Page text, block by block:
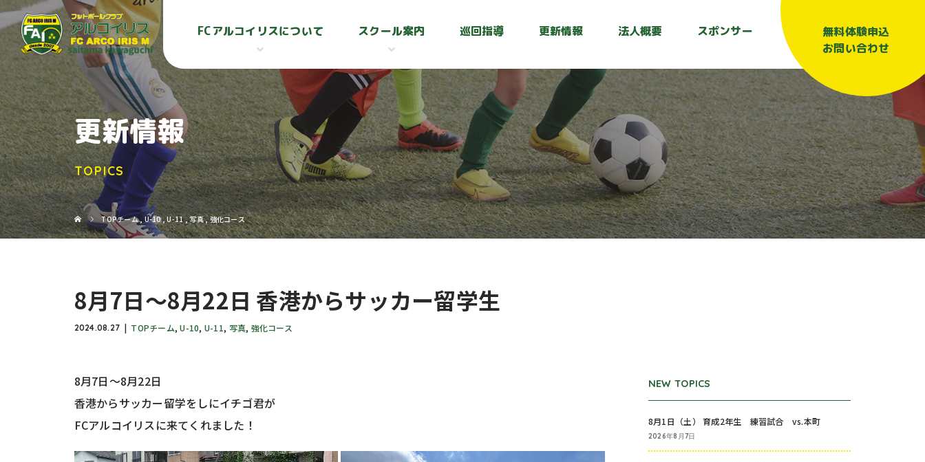
FCアルコイリスについて スクール案内 巡回指導 更新情報 法人概要 スポンサー
無料体験申込
お問い合わせ
更新情報
TOPICS
TOPチーム,U-10,U-11,写真,強化コース
8月7日～8月22日 香港からサッカー留学生
2024.08.27 TOPチーム,U-10, U-11, 写真, 強化コース
8月7日～8月22日
香港からサッカー留学をしにイチゴ君が
FCアルコイリスに来てくれました！
NEW TOPICS
8月1日（土） 育成2年生 練習試合 vs.本町
2026年8月7日